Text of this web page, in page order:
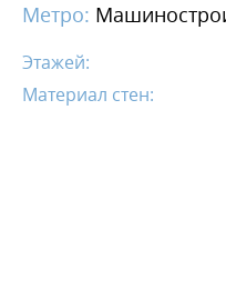
Метро:
Этажей:
Материал стен: